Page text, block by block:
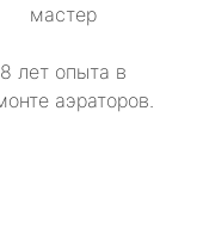
мастер
8 лет опыта в
аэраторов.